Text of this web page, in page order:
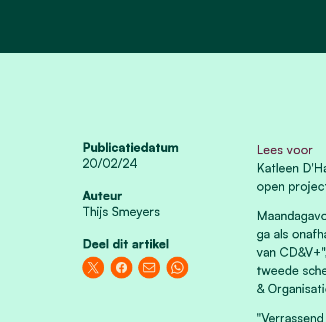
Publicatiedatum
20/02/24
Auteur
Thijs Smeyers
Deel dit artikel
Lees voor
Katleen
open
ga als
van
tweede
&